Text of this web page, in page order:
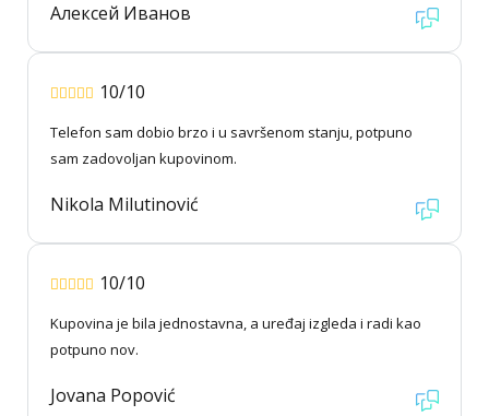
Алексей Иванов
10/10
Telefon sam dobio brzo i u savršenom stanju, potpuno
sam zadovoljan kupovinom.
Nikola Milutinović
10/10
Kupovina je bila jednostavna, a uređaj izgleda i radi kao
potpuno nov.
Jovana Popović